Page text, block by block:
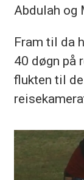
Abdulah og
Fram til da
40 døgn på
flukten til